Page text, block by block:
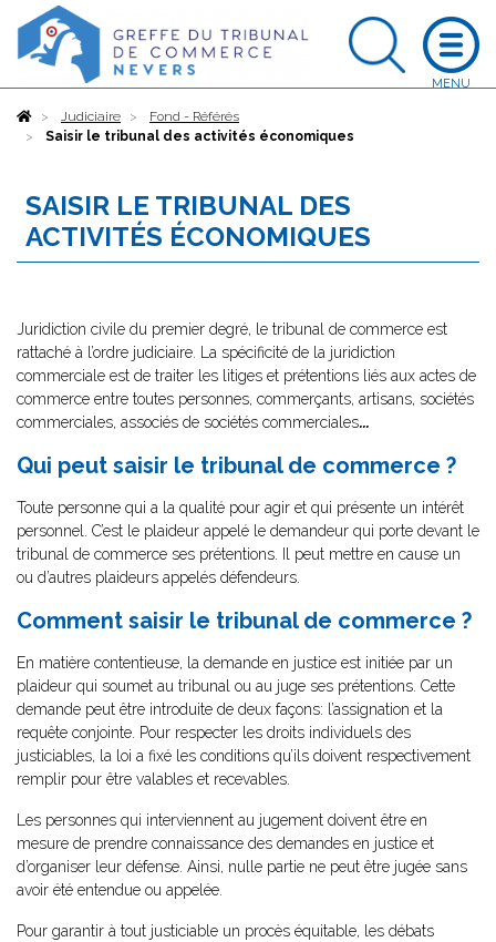
AccueilJudiciaire
Fond - Référés
Saisir le tribunal des activités économiques
SAISIR LE TRIBUNAL DES
ACTIVITÉS ÉCONOMIQUES
Juridiction civile du premier degré, le tribunal de commerce est
rattaché à l’ordre judiciaire. La spécificité de la juridiction
commerciale est de traiter les litiges et prétentions liés aux actes de
commerce entre toutes personnes, commerçants, artisans, sociétés
commerciales, associés de sociétés commerciales...
Qui peut saisir le tribunal de commerce ?
Toute personne qui a la qualité pour agir et qui présente un intérêt
personnel. C’est le plaideur appelé le demandeur qui porte devant le
tribunal de commerce ses prétentions. Il peut mettre en cause un
ou d’autres plaideurs appelés défendeurs.
Comment saisir le tribunal de commerce ?
En matière contentieuse, la demande en justice est initiée par un
plaideur qui soumet au tribunal ou au juge ses prétentions. Cette
demande peut être introduite de deux façons: l’assignation et la
requête conjointe. Pour respecter les droits individuels des
justiciables, la loi a fixé les conditions qu’ils doivent respectivement
remplir pour être valables et recevables.
Les personnes qui interviennent au jugement doivent être en
mesure de prendre connaissance des demandes en justice et
d’organiser leur défense. Ainsi, nulle partie ne peut être jugée sans
avoir été entendue ou appelée.
Pour garantir à tout justiciable un procès équitable, les débats